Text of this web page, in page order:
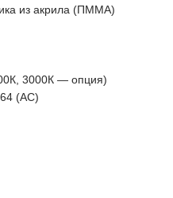
из акрила (ПММА)
3000К — опция)
(AС)